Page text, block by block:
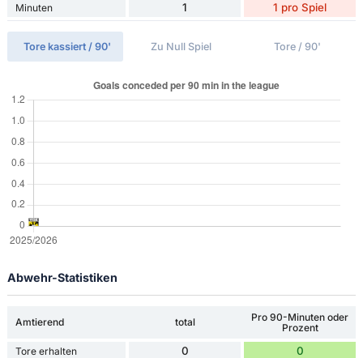
Minuten
1 1 pro Spiel
Tore kassiert / 90' Zu Null Spiel Tore / 90'
Abwehr-Statistiken
Amtierend total
Pro 90-Minuten oder
Prozent
Tore erhalten
0 0